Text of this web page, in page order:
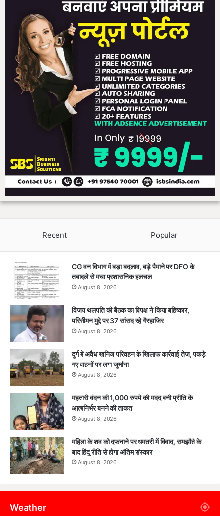
Recent Popular
CG वन विभाग में बड़ा बदलाव, बड़े पैमाने पर DFO के
तबादले से मचा प्रशासनिक हलचल
August 8, 2026
विजय थलपति की बैठक का विपक्ष ने किया बहिष्कार,
परिसीमन मुद्दे पर 37 सांसद रहे गैरहाजिर
August 8, 2026
दुर्ग में अवैध खनिज परिवहन के खिलाफ कार्रवाई तेज, पकड़े
गए वाहनों पर लगा जुर्माना
August 8, 2026
महतारी वंदन की 1,000 रुपये की मदद बनी प्रीति के
आत्मनिर्भर बनने की ताकत
August 8, 2026
महिला के शव को दफनाने पर धमतरी में विवाद, समझौते के
बाद हिंदू रीति से होगा अंतिम संस्कार
August 8, 2026
Weather